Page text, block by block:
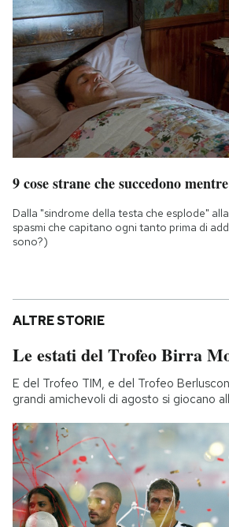
9 cose strane che succedono
Dalla "sindrome della testa che esplode"
spasmi che capitano ogni tanto prima di
sono?)
ALTRE STORIE
Le estati del Trofeo Birra
E del Trofeo TIM, e del Trofeo
grandi amichevoli di agosto si giocano